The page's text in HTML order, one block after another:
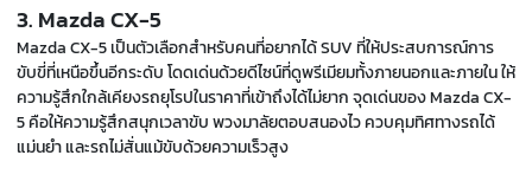
3. Mazda CX-5
Mazda CX-5 เป็นตัวเลือกสำหรับคนที่อยากได้ SUV ที่ให้ประสบการณ์การ
ขับขี่ที่เหนือขึ้นอีกระดับ โดดเด่นด้วยดีไซน์ที่ดูพรีเมียมทั้งภายนอกและภายใน ให้
ความรู้สึกใกล้เคียงรถยุโรปในราคาที่เข้าถึงได้ไม่ยาก จุดเด่นของ Mazda CX-
5 คือให้ความรู้สึกสนุกเวลาขับ พวงมาลัยตอบสนองไว ควบคุมทิศทางรถได้
แม่นยำ และรถไม่สั่นแม้ขับด้วยความเร็วสูง